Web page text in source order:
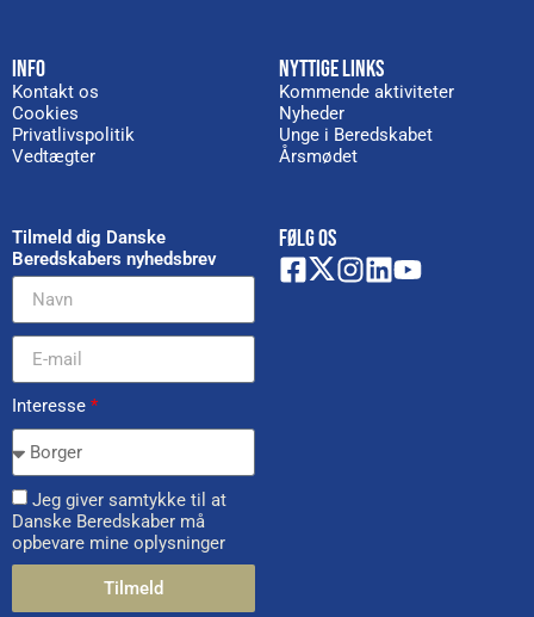
INFO
Kontakt os
Cookies
Privatlivspolitik
Vedtægter
NYTTIGE LINKS
Kommende aktiviteter
Nyheder
Unge i Beredskabet
Årsmødet
Tilmeld dig Danske
Beredskabers nyhedsbrev
Interesse *
Jeg giver samtykke til at
Danske Beredskaber må
opbevare mine oplysninger
Tilmeld
FØLG OS